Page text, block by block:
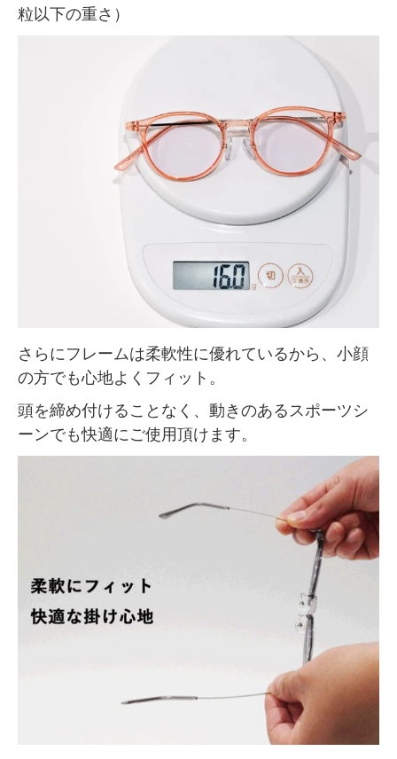
粒以下の重さ）
さらにフレームは柔軟性に優れているから、小顔
の方でも心地よくフィット。
頭を締め付けることなく、動きのあるスポーツシ
ーンでも快適にご使用頂けます。